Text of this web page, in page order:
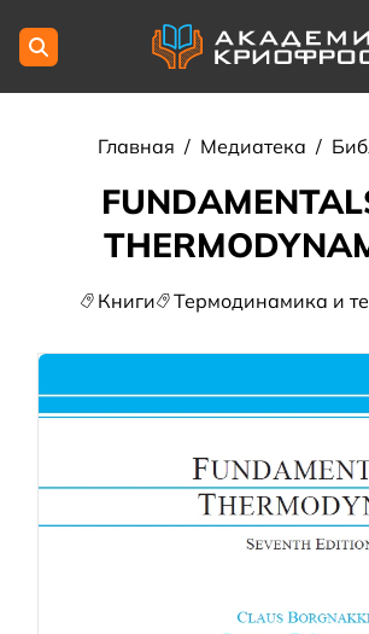
Главная / Медиатека /
Книги Термодинамика и